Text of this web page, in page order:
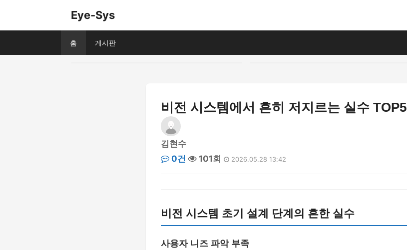
Eye-Sys
홈 게시판
비전 시스템에서 흔히 저지르는 실수 TOP5
김현수
0건
101회 2026.05.28 13:42
비전 시스템 초기 설계 단계의 흔한 실수
사용자 니즈 파악 부족